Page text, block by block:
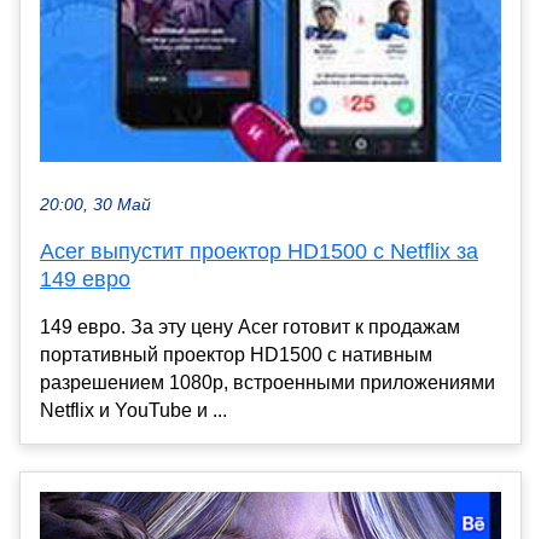
20:00, 30 Май
Acer выпустит проектор HD1500 с Netflix за
149 евро
149 евро. За эту цену Acer готовит к продажам
портативный проектор HD1500 с нативным
разрешением 1080p, встроенными приложениями
Netflix и YouTube и ...